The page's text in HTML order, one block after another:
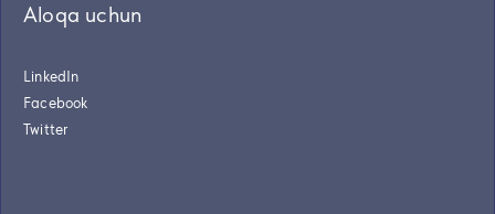
Aloqa uchun
LinkedIn
Facebook
Twitter